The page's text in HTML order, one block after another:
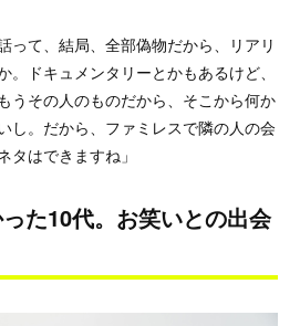
って、結局、全部偽物だから、リアリ
。ドキュメンタリーとかもあるけど、
うその人のものだから、そこから何か
し。だから、ファミレスで隣の人の会
タはできますね」
た10代。お笑いとの出会